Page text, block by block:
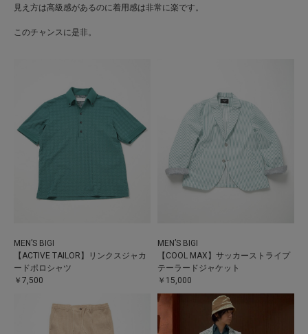
見え方は高級感があるのに着用感は非常に楽です。
このチャンスに是非。
MEN’S BIGI
【ACTIVE TAILOR】リンクスジャカ
ードポロシャツ
￥7,500
MEN’S BIGI
【COOL MAX】サッカーストライプ
テーラードジャケット
￥15,000